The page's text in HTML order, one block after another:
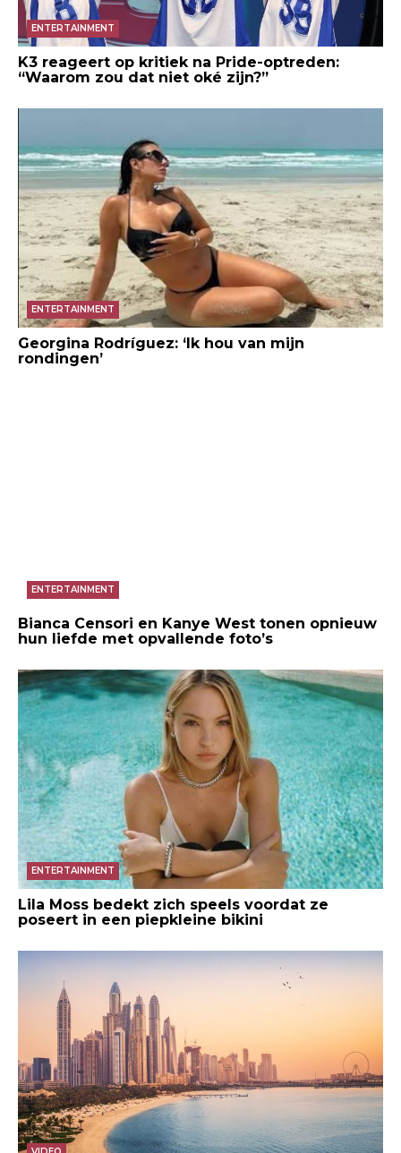
ENTERTAINMENT
K3 reageert op kritiek na Pride-optreden:
“Waarom zou dat niet oké zijn?”
ENTERTAINMENT
Georgina Rodríguez: ‘Ik hou van mijn
rondingen’
ENTERTAINMENT
Bianca Censori en Kanye West tonen opnieuw
hun liefde met opvallende foto’s
ENTERTAINMENT
Lila Moss bedekt zich speels voordat ze
poseert in een piepkleine bikini